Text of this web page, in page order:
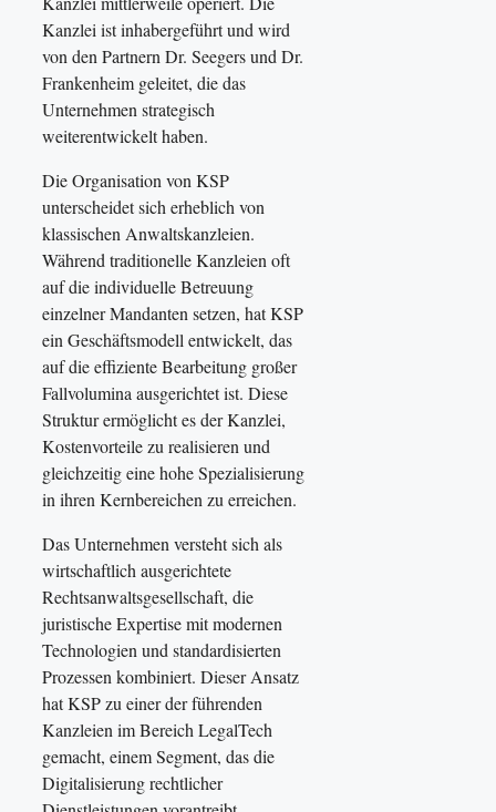
Kanzlei ist inhabergeführt und wird
von den Partnern Dr. Seegers und Dr.
Frankenheim geleitet, die das
Unternehmen strategisch
weiterentwickelt haben.
Die Organisation von KSP
unterscheidet sich erheblich von
klassischen Anwaltskanzleien.
Während traditionelle Kanzleien oft
auf die individuelle Betreuung
einzelner Mandanten setzen, hat KSP
ein Geschäftsmodell entwickelt, das
auf die effiziente Bearbeitung großer
Fallvolumina ausgerichtet ist. Diese
Struktur ermöglicht es der Kanzlei,
Kostenvorteile zu realisieren und
gleichzeitig eine hohe Spezialisierung
in ihren Kernbereichen zu erreichen.
Das Unternehmen versteht sich als
wirtschaftlich ausgerichtete
Rechtsanwaltsgesellschaft, die
juristische Expertise mit modernen
Technologien und standardisierten
Prozessen kombiniert. Dieser Ansatz
hat KSP zu einer der führenden
Kanzleien im Bereich LegalTech
gemacht, einem Segment, das die
Digitalisierung rechtlicher